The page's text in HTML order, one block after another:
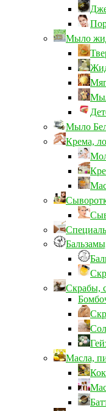
Мыло
Мыло
Крема,
Скрабы,
Масла,